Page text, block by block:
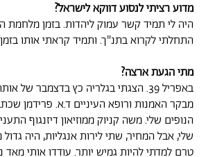
מדוע רציתי לנסוע דווקא לישראל?
היה לי תמיד קשר עמוק ליהדות. בזמן מלחמת
התחלתי לקרוא בתנ"ך. ותמיד קראתי אותו
מתי הגעת ארצה?
באפריל 39. הצגתי בגלריה כץ בדצמבר
מבקר האמנות ורופא העיניים ד.א. פרידמן
הנופים שלי. משה קניוק ממוזיאון דיזנגוף
שלי, אבל המחיר, שתי לירות אנגליות, היה גדול
טרם למדתי להיות גמיש יותר. עודדו אותי מאד